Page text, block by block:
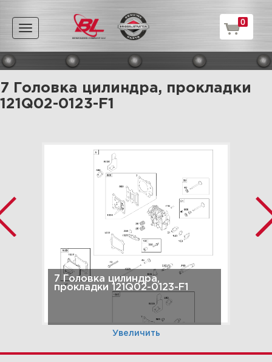
Toggle
navigation
0
7 Головка цилиндра, прокладки
121Q02-0123-F1
7 Головка цилиндра,
прокладки 121Q02-0123-F1
Увеличить